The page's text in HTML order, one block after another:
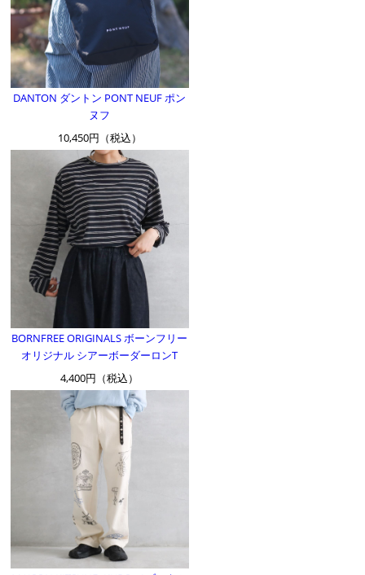
DANTON ダントン PONT NEUF ポン
ヌフ
10,450円（税込）
BORNFREE ORIGINALS ボーンフリー
オリジナル シアーボーダーロンT
4,400円（税込）